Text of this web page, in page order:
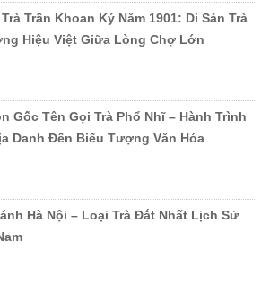
500 - 999
2,000,000-
5,000,000-
10,000,000 -
Trần Khoan Ký Năm 1901: Di Sản Trà
Hiệu Việt Giữa Lòng Chợ Lớn
Gốc Tên Gọi Trà Phổ Nhĩ – Hành Trình
Danh Đến Biểu Tượng Văn Hóa
Hà Nội – Loại Trà Đắt Nhất Lịch Sử